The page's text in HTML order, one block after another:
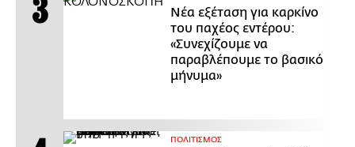
Νέα εξέταση για καρκίνο
του παχέος εντέρου:
«Συνεχίζουμε να
παραβλέπουμε το βασικό
μήνυμα»
ΠΟΛΙΤΙΣΜΟΣ